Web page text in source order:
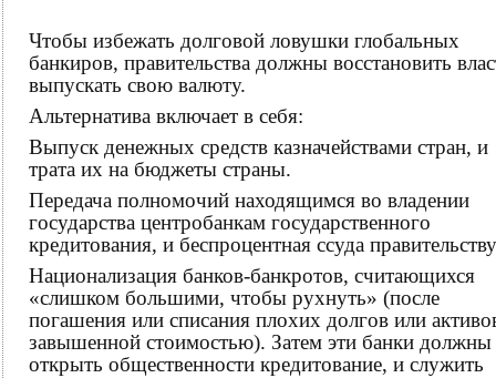
Чтобы избежать долговой ловушки глобальных
банкиров, правительства должны восстановить
выпускать свою валюту.
Альтернатива включает в себя:
Выпуск денежных средств казначействами стран, и
трата их на бюджеты страны.
Передача полномочий находящимся во владении
государства центробанкам государственного
кредитования, и беспроцентная ссуда
Национализация банков-банкротов, считающихся
«слишком большими, чтобы рухнуть» (после
погашения или списания плохих долгов или
завышенной стоимостью). Затем эти банки должны
открыть общественности кредитование, и служить